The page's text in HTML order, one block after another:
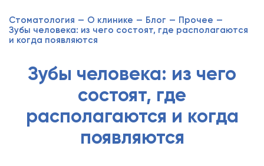
Стоматология — О клинике — Блог — Прочее —
Зубы человека: из чего состоят, где располагаются
и когда появляются
Зубы человека: из чего
состоят, где
располагаются и когда
появляются